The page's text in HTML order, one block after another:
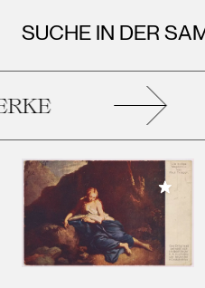
SUCHE IN DER
Meiner